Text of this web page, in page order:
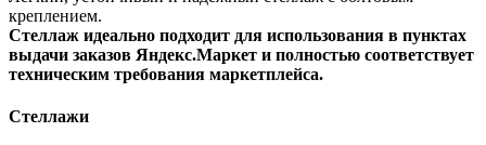
креплением.
Стеллаж идеально подходит для использования в пунктах
выдачи заказов Яндекс.Маркет и полностью соответствует
техническим требования маркетплейса.
Стеллажи